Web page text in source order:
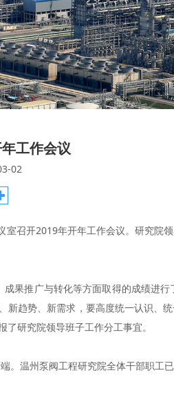
工作会议
02
召开2019年开年工作会议。研究院
推广与转化等方面取得的成绩进行
趋势、新需求，要高度统一认识、
了研究院领导班子工作分工事宜。
温州泵阀工程研究院全体干部职工